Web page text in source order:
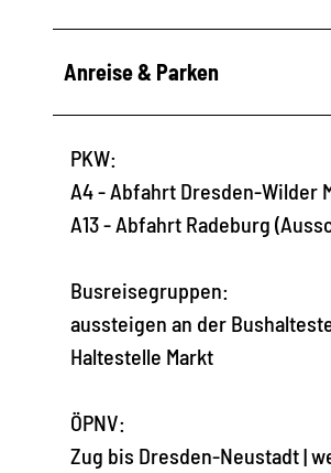
Anreise & Parken
PKW:
A4 - Abfahrt Dresden-Wilder
A13 - Abfahrt Radeburg
Busreisegruppen:
aussteigen an der
Haltestelle Markt
ÖPNV:
Zug bis Dresden-Neustadt |